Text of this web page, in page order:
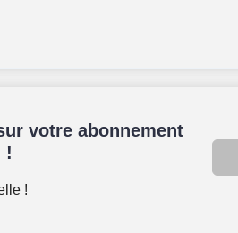
votre abonnement
!
!